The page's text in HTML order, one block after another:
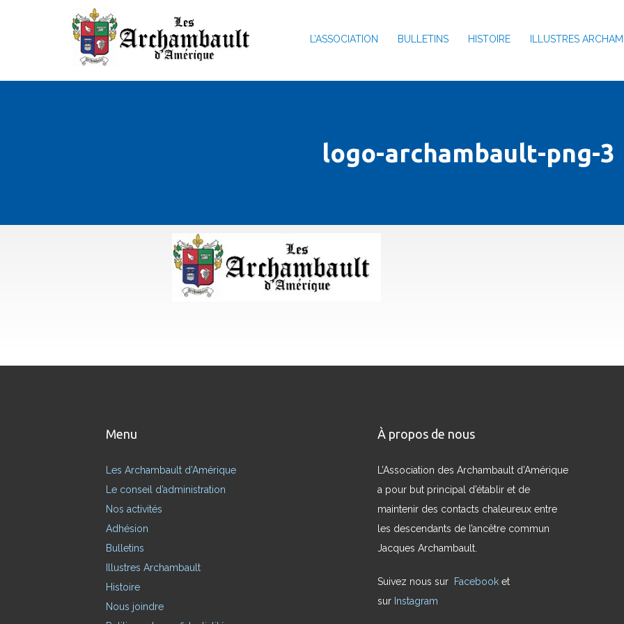
L’ASSOCIATION BULLETINS HISTOIRE ILLUSTRES
logo-archambault-png-3
Menu
Les Archambault d’Amérique
Le conseil d’administration
Nos activités
Adhésion
Bulletins
Illustres Archambault
Histoire
Nous joindre
À propos de nous
L’Association des Archambault d’Amérique
a pour but principal d’établir et de
maintenir des contacts chaleureux entre
les descendants de l’ancêtre commun
Jacques Archambault.
Suivez nous sur Facebook et
sur Instagram